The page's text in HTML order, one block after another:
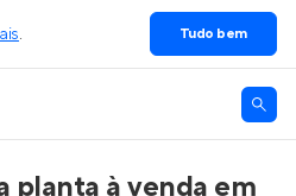
. Tudo bem
planta à venda em